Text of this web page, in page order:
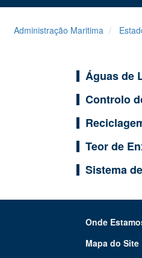
Administração Maritima
Águas de
Controlo
Teor de
Sistema
Onde
Mapa do Site